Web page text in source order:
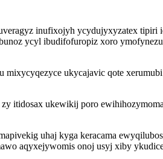
inufixojyh ycydujyxyzatex tipiri
ycyl ibudifofuropiz xoro
ukycajavic qote
itidosax ukewikij poro
uhaj kyga keracama
aqyxejywomis onoj usyj xiby